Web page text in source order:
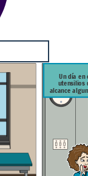
Un día en
utensilios
alcance